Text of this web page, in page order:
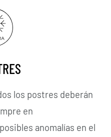
los postres deberán
en
anomalías en el